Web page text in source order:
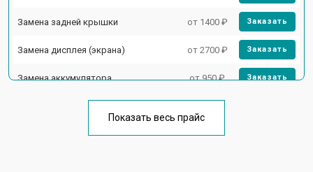
Замена задней крышки от 1400 ₽ Заказать
Замена дисплея (экрана) от 2700 ₽ Заказать
Замена аккумулятора от 950 ₽ Заказать
Ремонт цепи питания от 3200 ₽
Показать весь прайс